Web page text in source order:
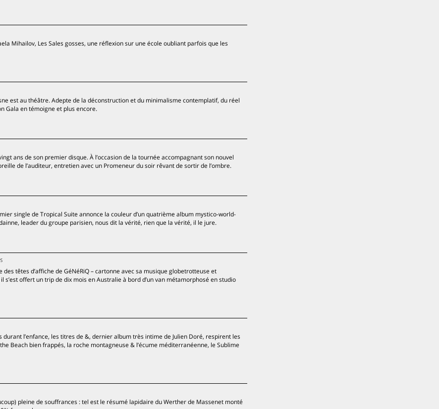
Mihailov, Les Sales gosses, une réflexion sur une école oubliant parfois que les
est au théâtre. Adepte de la déconstruction et du minimalisme contemplatif, du réel
Gala en témoigne et plus encore.
ans de son premier disque. À l’occasion de la tournée accompagnant son nouvel
de l’auditeur, entretien avec un Promeneur du soir rêvant de sortir de l’ombre.
single de Tropical Suite annonce la couleur d’un quatrième album mystico-world-
leader du groupe parisien, nous dit la vérité, rien que la vérité, il le jure.
des têtes d’affiche de GéNéRiQ – cartonne avec sa musique globetrotteuse et
offert un trip de dix mois en Australie à bord d’un van métamorphosé en studio
durant l’enfance, les titres de &, dernier album très intime de Julien Doré, respirent les
Beach bien frappés, la roche montagneuse & l’écume méditerranéenne, le Sublime
pleine de souffrances : tel est le résumé lapidaire du Werther de Massenet monté